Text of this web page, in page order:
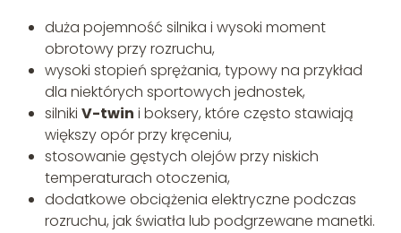
duża pojemność silnika i wysoki moment
obrotowy przy rozruchu,
wysoki stopień sprężania, typowy na przykład
dla niektórych sportowych jednostek,
silniki V-twin i boksery, które często stawiają
większy opór przy kręceniu,
stosowanie gęstych olejów przy niskich
temperaturach otoczenia,
dodatkowe obciążenia elektryczne podczas
rozruchu, jak światła lub podgrzewane manetki.